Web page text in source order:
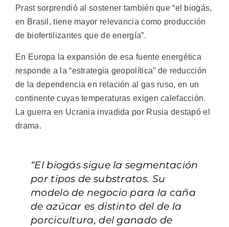
Prast sorprendió al sostener también que “el biogás,
en Brasil, tiene mayor relevancia como producción
de biofertilizantes que de energía”.
En Europa la expansión de esa fuente energética
responde a la “estrategia geopolítica” de reducción
de la dependencia en relación al gas ruso, en un
continente cuyas temperaturas exigen calefacción.
La guerra en Ucrania invadida por Rusia destapó el
drama.
“El biogás sigue la segmentación
por tipos de substratos. Su
modelo de negocio para la caña
de azúcar es distinto del de la
porcicultura, del ganado de